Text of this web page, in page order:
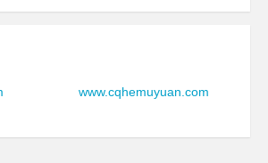
www.cqhemuyuan.com